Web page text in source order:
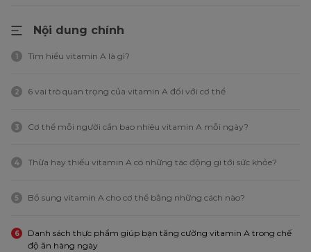
Nội dung chính
1 Tìm hiểu vitamin A là gì?
2 6 vai trò quan trọng của vitamin A đối với cơ thể
3 Cơ thể mỗi người cần bao nhiêu vitamin A mỗi ngày?
4 Thừa hay thiếu vitamin A có những tác động gì tới sức khỏe?
5 Bổ sung vitamin A cho cơ thể bằng những cách nào?
6
Danh sách thực phẩm giúp bạn tăng cường vitamin A trong chế
độ ăn hàng ngày